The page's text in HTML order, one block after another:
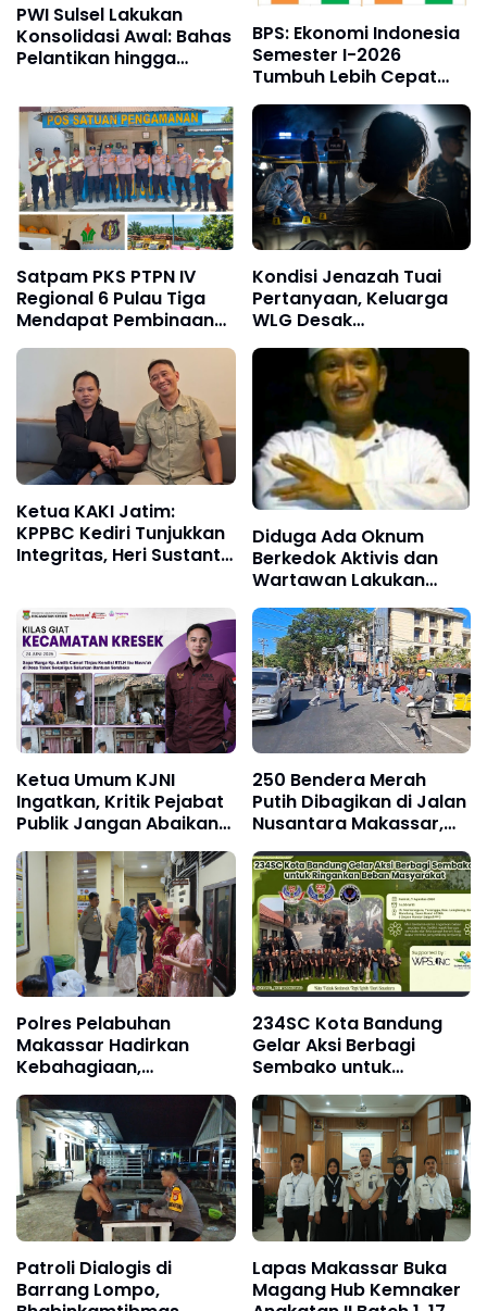
PWI Sulsel Lakukan
Konsolidasi Awal: Bahas
Pelantikan hingga
BPS: Ekonomi Indonesia
Semester I-2026
Tumbuh Lebih Cepat
dari Tahun 2025
Satpam PKS PTPN IV
Regional 6 Pulau Tiga
Mendapat Pembinaan
Sat Binmas Polres Aceh
Tamiang
Kondisi Jenazah Tuai
Pertanyaan, Keluarga
WLG Desak
Pengungkapan Fakta
Tanpa Konflik
Kepentingan
Ketua KAKI Jatim:
KPPBC Kediri Tunjukkan
Integritas, Heri Sustanto
Diduga Ada Oknum
Berkedok Aktivis dan
Wartawan Lakukan
Dugaan Pemerasan,
Ketua LSM Forum
Rakyat Bersatu Minta
Aparat Bertindak
Ketua Umum KJNI
Ingatkan, Kritik Pejabat
Publik Jangan Abaikan
Fakta di Lapangan
250 Bendera Merah
Putih Dibagikan di Jalan
Nusantara Makassar,
Sat Intelkam Gandeng
Komunitas Bajaj Maxim
Polres Pelabuhan
Makassar Hadirkan
Kebahagiaan,
Pertemukan Tahanan
dengan Keluarga di Hari
Istimewa Pernikahan
234SC Kota Bandung
Gelar Aksi Berbagi
Sembako untuk
Ringankan Beban
Masyarakat
Patroli Dialogis di
Barrang Lompo,
Lapas Makassar Buka
Magang Hub Kemnaker